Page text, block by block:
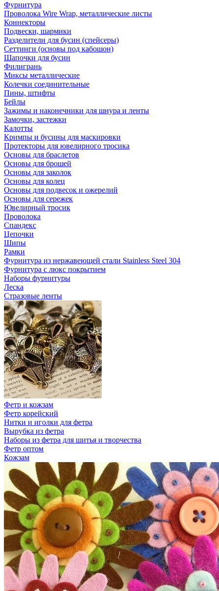
Фурнитура
Проволока Wire Wrap, металлические листы
Коннекторы
Подвески, шармики
Разделители для бусин (спейсеры)
Сеттинги (основы под кабошон)
Шапочки для бусин
Филигрань
Миксы металлические
Колечки соединительные
Пины, штифты
Бейлы
Зажимы и наконечники для шнура и ленты
Замочки, застежки
Калотты
Кримпы и бусины для маскировки
Протекторы для ювелирного тросика
Основы для браслетов
Основы для брошей
Основы для заколок
Основы для колец
Основы для подвесок и ожерелий
Основы для сережек
Ювелирный тросик
Проволока
Спандекс
Цепочки
Шипы
Рамки
Фурнитура из нержавеющей стали Stainless Steel 304
Фурнитура с люкс покрытием
Наборы фурнитуры
Леска
Стразовые ленты
Фетр и кожзам
Фетр корейский
Нитки и иголки для фетра
Вырубка из фетра
Наборы из фетра для шитья и творчества
Фетр оптом
Кожзам